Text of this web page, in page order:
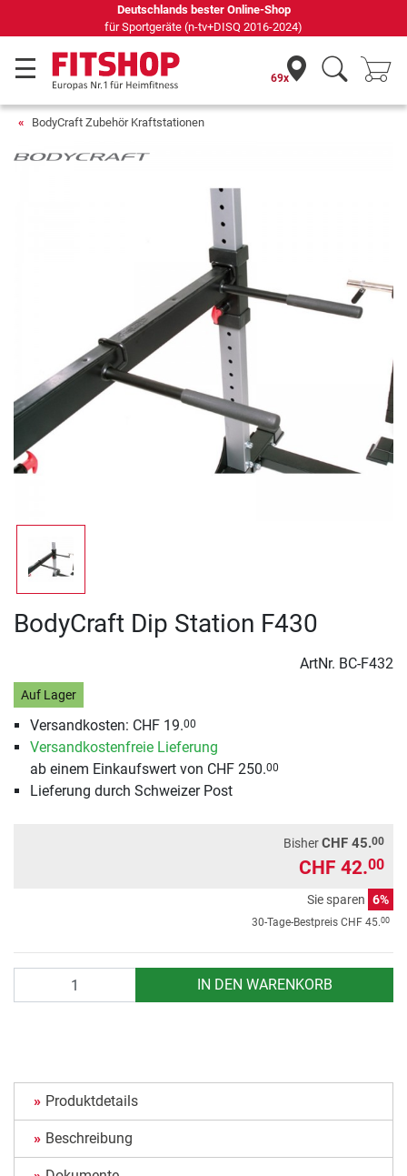
Deutschlands bester Online-Shop
für Sportgeräte (n-tv+DISQ 2016-2024)
69x
BodyCraft Zubehör Kraftstationen
BodyCraft Dip Station F430
ArtNr. BC-F432
Auf Lager
Versandkosten: CHF 19.00
Versandkostenfreie Lieferung
ab einem Einkaufswert von CHF 250.00
Lieferung durch Schweizer Post
BisherCHF 45.00
CHF 42.00
Sie sparen 6%
30-Tage-Bestpreis CHF 45.00
IN DEN WARENKORB
Produktdetails
Beschreibung